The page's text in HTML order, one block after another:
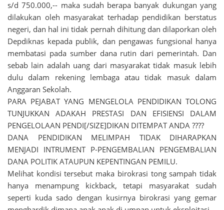
s/d 750.000,-- maka sudah berapa banyak dukungan yang
dilakukan oleh masyarakat terhadap pendidikan berstatus
negeri, dan hal ini tidak pernah dihitung dan dilaporkan oleh
Depdiknas kepada publik, dan pengawas fungsional hanya
membatasi pada sumber dana rutin dari pemerintah. Dan
sebab lain adalah uang dari masyarakat tidak masuk lebih
dulu dalam rekening lembaga atau tidak masuk dalam
Anggaran Sekolah.
PARA PEJABAT YANG MENGELOLA PENDIDIKAN TOLONG
TUNJUKKAN ADAKAH PRESTASI DAN EFISIENSI DALAM
PENGELOLAAN PENDI[/SIZE]DIKAN DITEMPAT ANDA ????
DANA PENDIDIKAN MELIMPAH TIDAK DIHARAPKAN
MENJADI INTRUMENT P-PENGEMBALIAN PENGEMBALIAN
DANA POLITIK ATAUPUN KEPENTINGAN PEMILU.
Melihat kondisi tersebut maka birokrasi tong sampah tidak
hanya menampung kickback, tetapi masyarakat sudah
seperti kuda sado dengan kusirnya birokrasi yang gemar